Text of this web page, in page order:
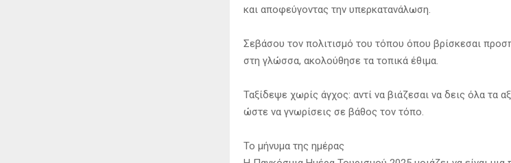
και αποφεύγοντας την υπερκατανάλωση.
Σεβάσου τον πολιτισμό του τόπου όπου βρίσκεσαι
στη γλώσσα, ακολούθησε τα τοπικά έθιμα.
Ταξίδεψε χωρίς άγχος: αντί να βιάζεσαι να δεις όλα τα
ώστε να γνωρίσεις σε βάθος τον τόπο.
Το μήνυμα της ημέρας